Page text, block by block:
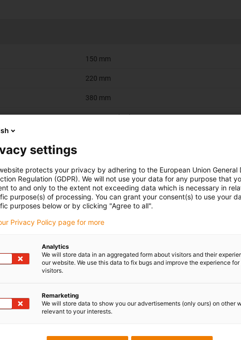
150 mm
220 mm
380 mm
18.000,00 kg/km
Hook (galv. steel)
settings
protects your privacy by adhering to the European Union General
Regulation (GDPR). We will not use your data for any purpose that
to and only to the extent not exceeding data which is necessary in
purpose(s) of processing. You can grant your consent(s) to use your
purposes below or by clicking "Agree to all".
Privacy Policy page for more
Analytics
We will store data in an aggregated form about visitors and their
our website. We use this data to fix bugs and improve the experience for
visitors.
Remarketing
We will store data to show you our advertisements (only ours) on other
relevant to your interests.